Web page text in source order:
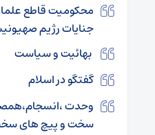
محکومیت قاطع
جنایات رژیم
بهائیت و سیاست
گفتگو در اسلام
وحدت
سخت و پیچ های